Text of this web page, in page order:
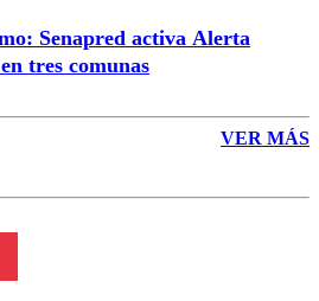
Senapred activa Alerta
tres comunas
VER MÁS